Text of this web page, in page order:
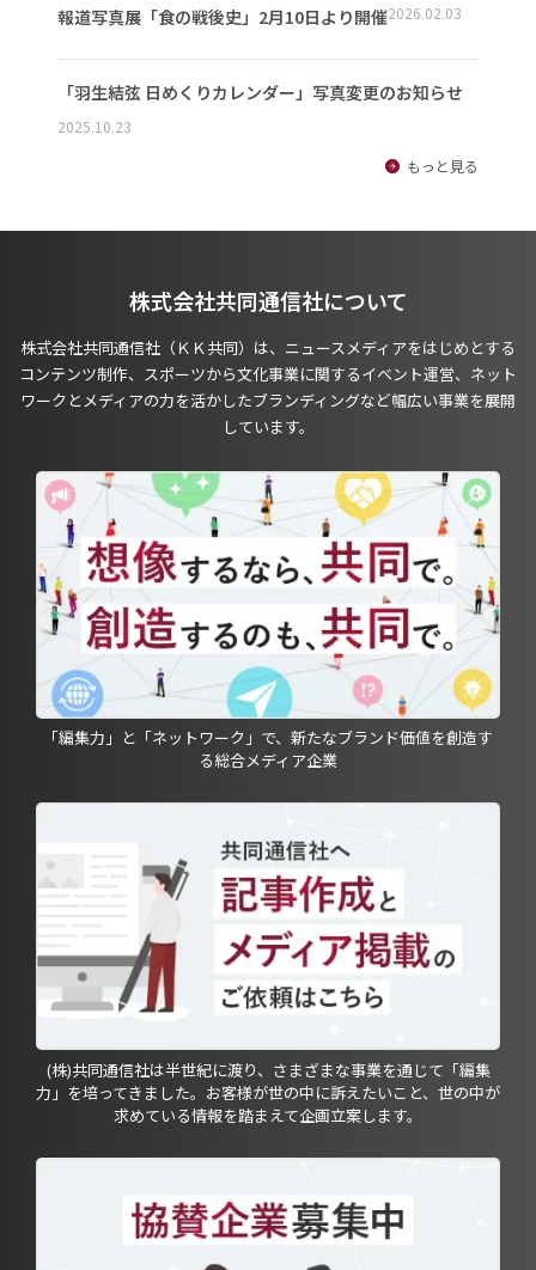
報道写真展「食の戦後史」2月10日より開催2026.02.03
「羽生結弦 日めくりカレンダー」写真変更のお知らせ
2025.10.23
もっと見る
株式会社共同通信社について
株式会社共同通信社（ＫＫ共同）は、ニュースメディアをはじめとする
コンテンツ制作、スポーツから文化事業に関するイベント運営、ネット
ワークとメディアの力を活かしたブランディングなど幅広い事業を展開
しています。
「編集力」と「ネットワーク」で、新たなブランド価値を創造す
る総合メディア企業
(株)共同通信社は半世紀に渡り、さまざまな事業を通じて「編集
力」を培ってきました。お客様が世の中に訴えたいこと、世の中が
求めている情報を踏まえて企画立案します。